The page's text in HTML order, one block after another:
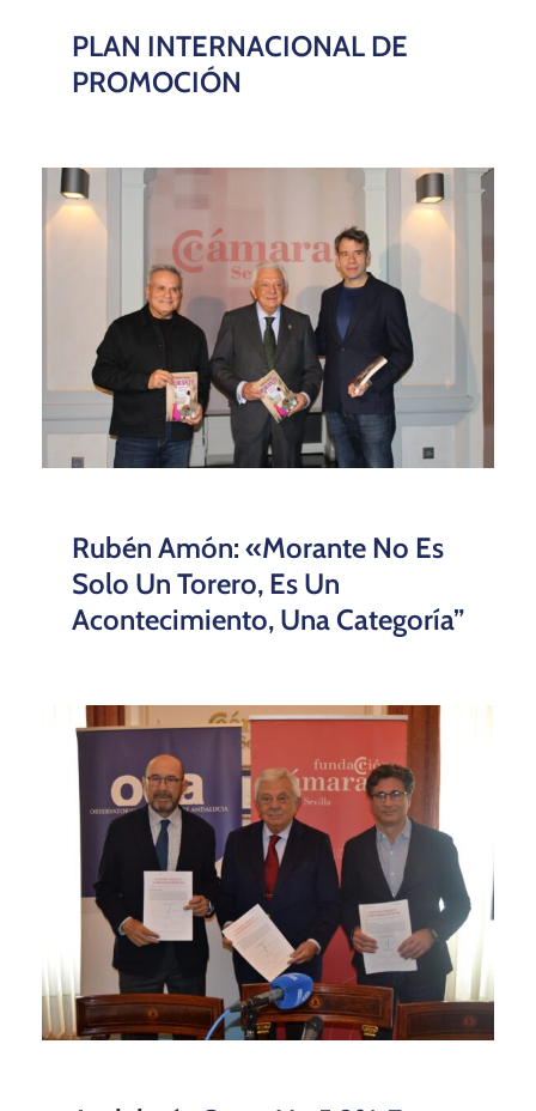
PLAN INTERNACIONAL DE
PROMOCIÓN
Rubén Amón: «Morante No Es
Solo Un Torero, Es Un
Acontecimiento, Una Categoría”